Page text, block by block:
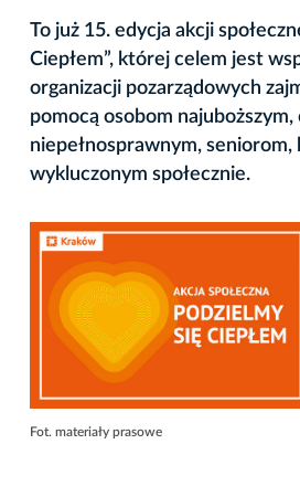
To już 15. edycja akcji
Ciepłem”, której celem jest
organizacji pozarządowych
pomocą osobom najuboższym,
niepełnosprawnym,
wykluczonym społecznie.
Fot. materiały prasowe